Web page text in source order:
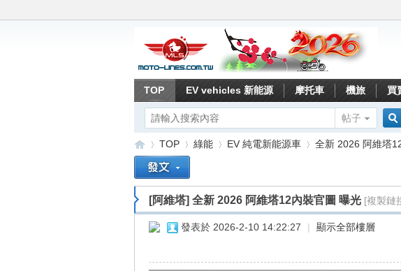
TOP EV vehicles 新能源 摩托車 機旅 買
帖子
搜
索
重 »
TOP
›
綠能
›
EV 純電新能源車
›
全新 2026 阿維塔
[阿維塔] 全新 2026 阿維塔12內裝官圖 曝光 [複製鏈
發表於 2026-2-10 14:22:27 | 顯示全部樓層